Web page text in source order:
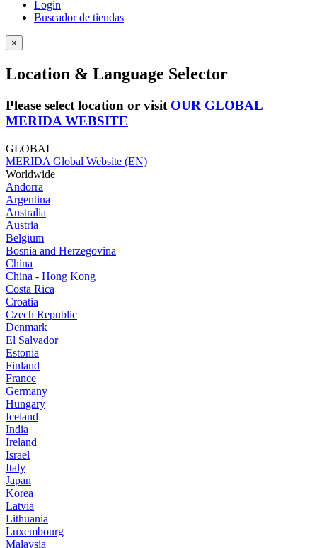
Login
Buscador de tiendas
×
Location & Language Selector
Please select location or visit OUR GLOBAL
MERIDA WEBSITE
GLOBAL
MERIDA Global Website (EN)
Worldwide
Andorra
Argentina
Australia
Austria
Belgium
Bosnia and Herzegovina
China
China - Hong Kong
Costa Rica
Croatia
Czech Republic
Denmark
El Salvador
Estonia
Finland
France
Germany
Hungary
Iceland
India
Ireland
Israel
Italy
Japan
Korea
Latvia
Lithuania
Luxembourg
Malaysia